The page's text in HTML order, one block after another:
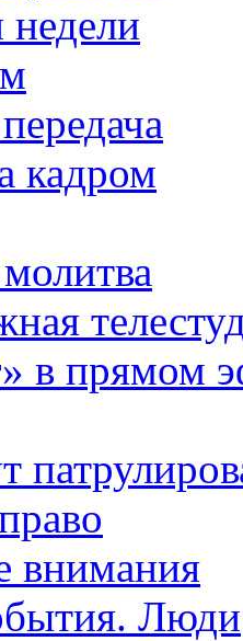
кадром
в прямом
внимания
Люди